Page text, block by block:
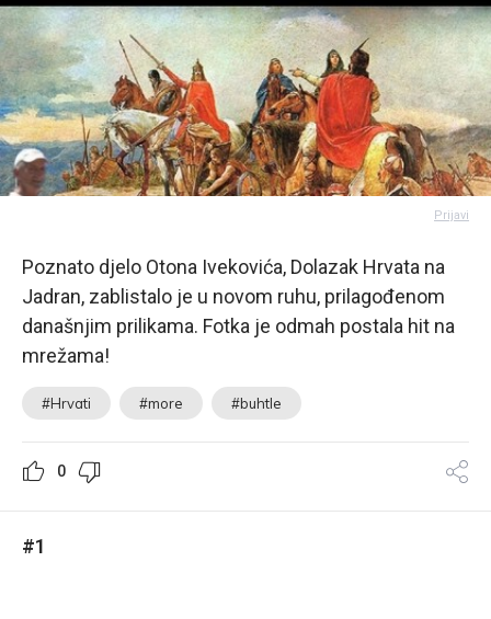
Prijavi
Poznato djelo Otona Ivekovića, Dolazak Hrvata na
Jadran, zablistalo je u novom ruhu, prilagođenom
današnjim prilikama. Fotka je odmah postala hit na
mrežama!
#Hrvati #more #buhtle
0
#1